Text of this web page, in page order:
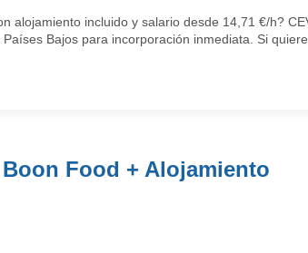
alojamiento incluido y salario desde 14,71 €/h?
Bajos para incorporación inmediata. Si
Food + Alojamiento